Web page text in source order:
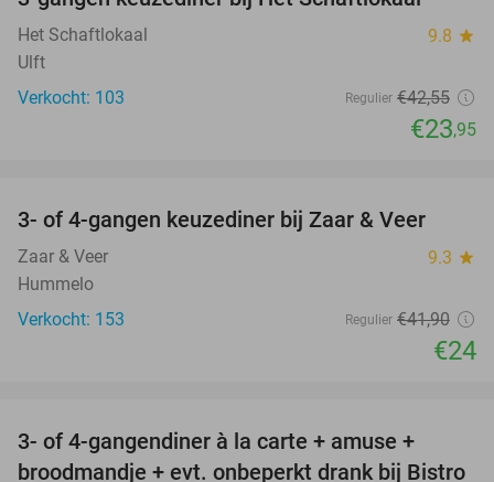
Het Schaftlokaal 9.8 star
Ulft
Verkocht: 103
Regulier €42,55
€23,95
3- of 4-gangen keuzediner bij Zaar & Veer
Zaar & Veer 9.3 star
Hummelo
Verkocht: 153
Regulier €41,90
€24
3- of 4-gangendiner à la carte + amuse +
broodmandje + evt. onbeperkt drank bij Bistro